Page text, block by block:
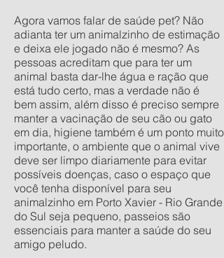
Agora vamos falar de saúde pet? Não
adianta ter um animalzinho de estimação
e deixa ele jogado não é mesmo? As
pessoas acreditam que para ter um
animal basta dar-lhe água e ração que
está tudo certo, mas a verdade não é
bem assim, além disso é preciso sempre
manter a vacinação de seu cão ou gato
em dia, higiene também é um ponto muito
importante, o ambiente que o animal vive
deve ser limpo diariamente para evitar
possíveis doenças, caso o espaço que
você tenha disponível para seu
animalzinho em Porto Xavier - Rio Grande
do Sul seja pequeno, passeios são
essenciais para manter a saúde do seu
amigo peludo.